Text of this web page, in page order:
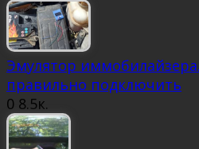
Эмулятор
правильно подключить
0 8.5к.